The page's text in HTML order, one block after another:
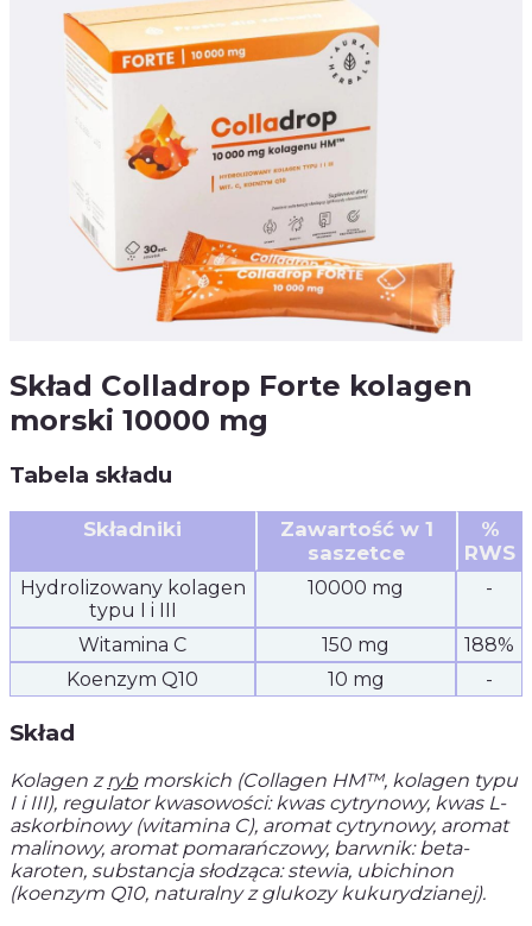
Skład Colladrop Forte kolagen
morski 10000 mg
Tabela składu
Składniki
Zawartość w 1
saszetce
%
RWS
Hydrolizowany kolagen
typu I i III
10000 mg -
Witamina C 150 mg
188%
Koenzym Q10
10 mg -
Skład
Kolagen z rybmorskich (Collagen HM™, kolagen typu
I i III), regulator kwasowości: kwas cytrynowy, kwas L-
askorbinowy (witamina C), aromat cytrynowy, aromat
malinowy, aromat pomarańczowy, barwnik: beta-
karoten, substancja słodząca: stewia, ubichinon
(koenzym Q10, naturalny z glukozy kukurydzianej).